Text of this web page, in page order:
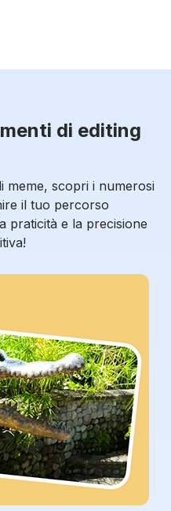
di editing
meme, scopri i numerosi
il tuo percorso
praticità e la precisione